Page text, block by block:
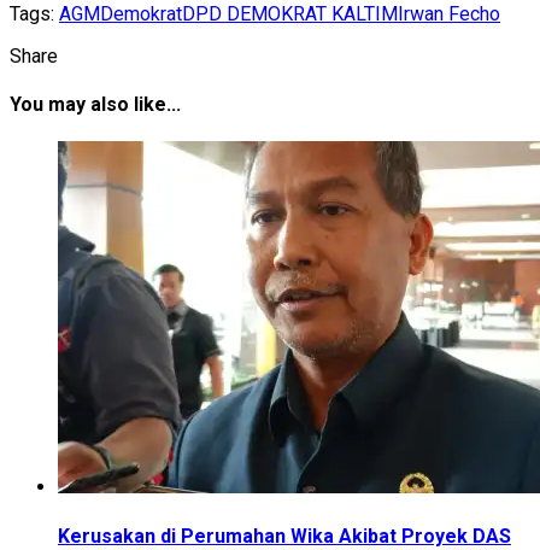
Tags: AGMDemokratDPD DEMOKRAT KALTIMIrwan Fecho
Share
You may also like...
Kerusakan di Perumahan Wika Akibat Proyek DAS